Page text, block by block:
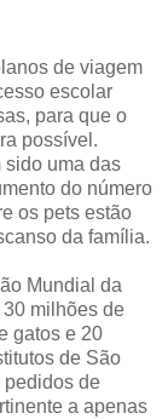
de viagem
escolar
para que o
possível.
sido uma das
do número
os pets estão
da família.
Mundial da
milhões de
gatos e 20
de São
pedidos de
a apenas